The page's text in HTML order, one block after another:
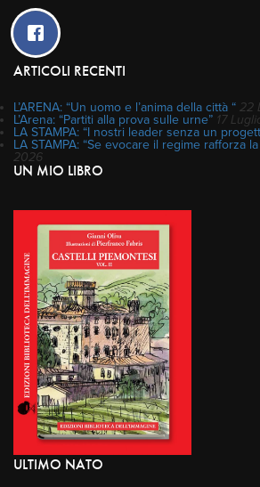
ARTICOLI RECENTI
L’ARENA: “Un uomo e l’anima della città “ 22
L’Arena: “Partiti alla prova sulle urne” 17
LA STAMPA: “I nostri leader senza un
LA STAMPA: “Se evocare il regime rafforza
2026
UN MIO LIBRO
ULTIMO NATO